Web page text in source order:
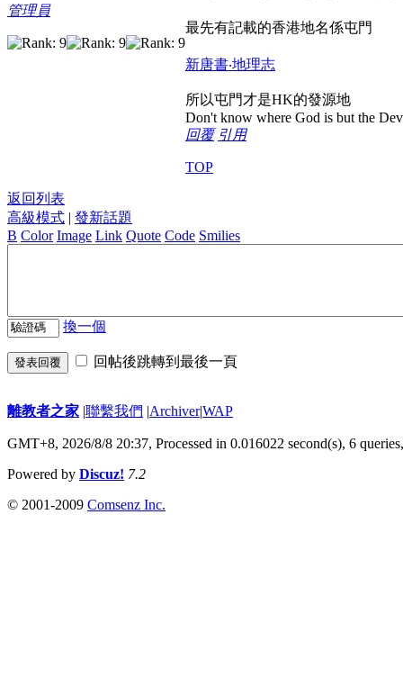
管理員
最先有記載的香港地名係屯門
新唐書‧地理志
所以屯門才是HK的發源地
Don't know where God is but the
回覆 引用
TOP
返回列表
高級模式 | 發新話題
B Color Image Link Quote Code Smilies
換一個
發表回覆 回帖後跳轉到最後一頁
離教者之家 |聯繫我們 |Archiver|WAP
GMT+8, 2026/8/8 20:37, Processed in 0.016022 second(s), 6
Powered by Discuz! 7.2
© 2001-2009 Comsenz Inc.